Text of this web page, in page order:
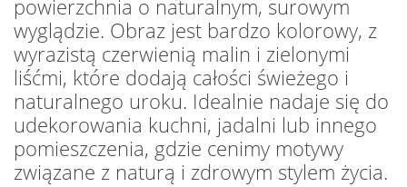
powierzchnia o naturalnym, surowym
wyglądzie. Obraz jest bardzo kolorowy, z
wyrazistą czerwienią malin i zielonymi
liśćmi, które dodają całości świeżego i
naturalnego uroku. Idealnie nadaje się do
udekorowania kuchni, jadalni lub innego
pomieszczenia, gdzie cenimy motywy
związane z naturą i zdrowym stylem życia.